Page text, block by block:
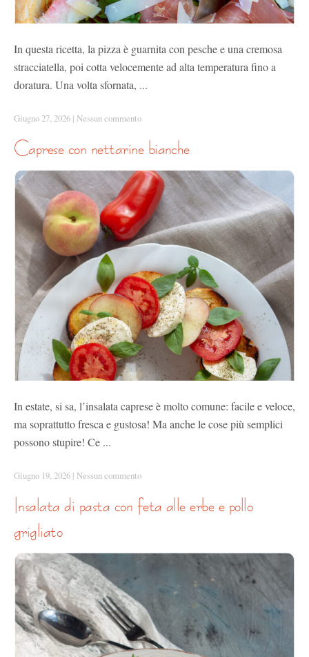
In questa ricetta, la pizza è guarnita con pesche e una cremosa
stracciatella, poi cotta velocemente ad alta temperatura fino a
doratura. Una volta sfornata, ...
Giugno 27, 2026 | Nessun commento
caprese con nettarine bianche
In estate, si sa, l’insalata caprese è molto comune: facile e veloce,
ma soprattutto fresca e gustosa! Ma anche le cose più semplici
possono stupire! Ce ...
Giugno 19, 2026 | Nessun commento
grigliato